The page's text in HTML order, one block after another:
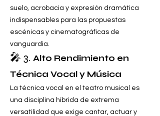
suelo, acrobacia y expresión dramática
indispensables para las propuestas
escénicas y cinematográficas de
vanguardia.
🎤 3. Alto Rendimiento en
Técnica Vocal y Música
La técnica vocal en el teatro musical es
una disciplina híbrida de extrema
versatilidad que exige cantar, actuar y